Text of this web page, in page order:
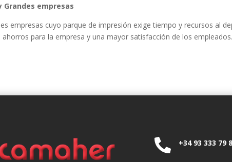
Grandes empresas
empresas cuyo parque de impresión exige tiempo y recursos al
para la empresa y una mayor satisfacción de los
 +34 93 333 79